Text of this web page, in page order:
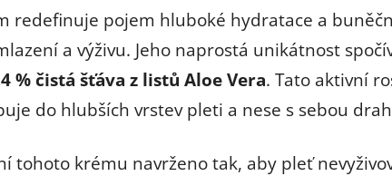
redefinuje pojem hluboké hydratace a
a výživu. Jeho naprostá unikátnost
% čistá šťáva z listů Aloe Vera. Tato aktivní
do hlubších vrstev pleti a nese s sebou
krému navrženo tak, aby pleť